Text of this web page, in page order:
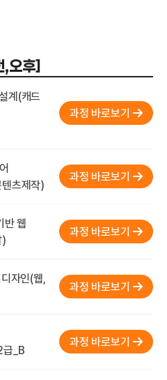
,오후]
계(캐드
과정 바로보기
츠제작)
과정 바로보기
반 웹
과정 바로보기
자인(웹,
과정 바로보기
_B
과정 바로보기